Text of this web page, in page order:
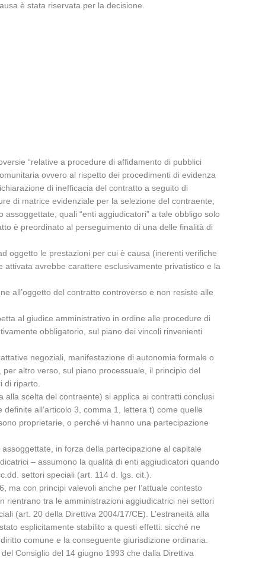
è stata riservata per la decisione.
“relative a procedure di affidamento di pubblici
ovvero al rispetto dei procedimenti di evidenza
di inefficacia del contratto a seguito di
di matrice evidenziale per la selezione del contraente;
quali “enti aggiudicatori” a tale obbligo solo
è preordinato al perseguimento di una delle finalità di
oggetto le prestazioni per cui è causa (inerenti verifiche
attivata avrebbe carattere esclusivamente privatistico e la
all’oggetto del contratto controverso e non resiste alle
al giudice amministrativo in ordine alle procedure di
obbligatorio, sul piano dei vincoli rinvenienti
negoziali, manifestazione di autonomia formale o
altro verso, sul piano processuale, il principio del
di riparto.
scelta del contraente) si applica ai contratti conclusi
all’articolo 3, comma 1, lettera t) come quelle
proprietarie, o perché vi hanno una partecipazione
in forza della partecipazione al capitale
– assumono la qualità di enti aggiudicatori quando
settori speciali (art. 114 d. lgs. cit.).
ma con principi valevoli anche per l’attuale contesto
rientrano tra le amministrazioni aggiudicatrici nei settori
(art. 20 della Direttiva 2004/17/CE). L’estraneità alla
esplicitamente stabilito a questi effetti: sicché ne
comune e la conseguente giurisdizione ordinaria.
Consiglio del 14 giugno 1993 che dalla Direttiva